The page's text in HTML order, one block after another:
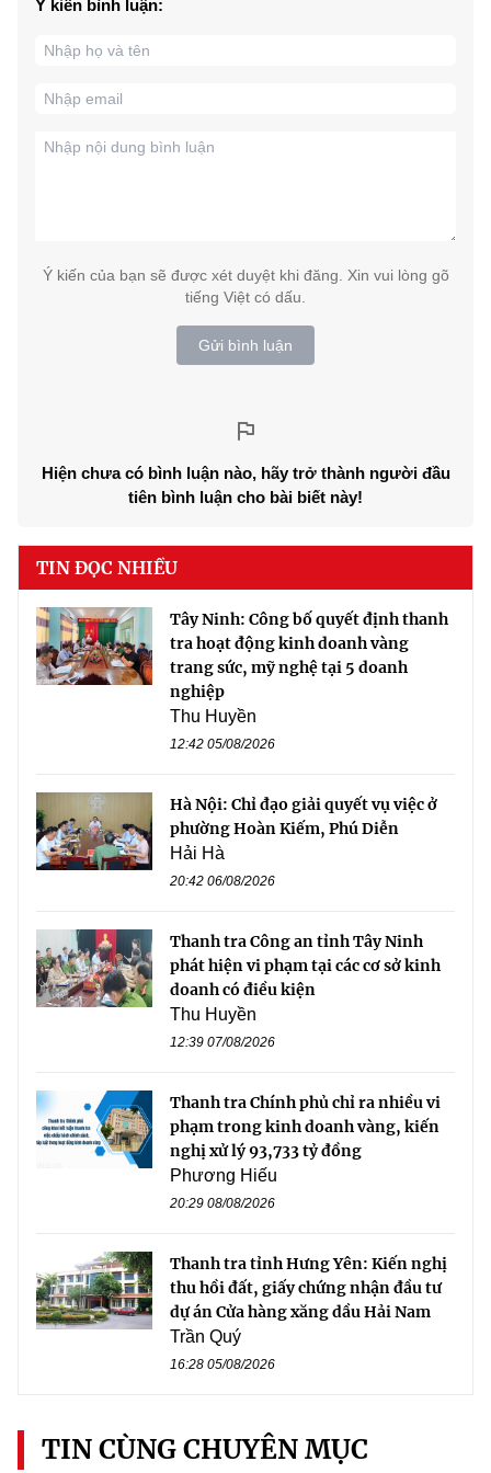
Ý kiến bình luận:
Ý kiến của bạn sẽ được xét duyệt khi đăng. Xin vui lòng gõ
tiếng Việt có dấu.
Gửi bình luận
Hiện chưa có bình luận nào, hãy trở thành người đầu
tiên bình luận cho bài biết này!
TIN ĐỌC NHIỀU
Tây Ninh: Công bố quyết định thanh
tra hoạt động kinh doanh vàng
trang sức, mỹ nghệ tại 5 doanh
nghiệp
Thu Huyền
12:42 05/08/2026
Hà Nội: Chỉ đạo giải quyết vụ việc ở
phường Hoàn Kiếm, Phú Diễn
Hải Hà
20:42 06/08/2026
Thanh tra Công an tỉnh Tây Ninh
phát hiện vi phạm tại các cơ sở kinh
doanh có điều kiện
Thu Huyền
12:39 07/08/2026
Thanh tra Chính phủ chỉ ra nhiều vi
phạm trong kinh doanh vàng, kiến
nghị xử lý 93,733 tỷ đồng
Phương Hiếu
20:29 08/08/2026
Thanh tra tỉnh Hưng Yên: Kiến nghị
thu hồi đất, giấy chứng nhận đầu tư
dự án Cửa hàng xăng dầu Hải Nam
Trần Quý
16:28 05/08/2026
TIN CÙNG CHUYÊN MỤC